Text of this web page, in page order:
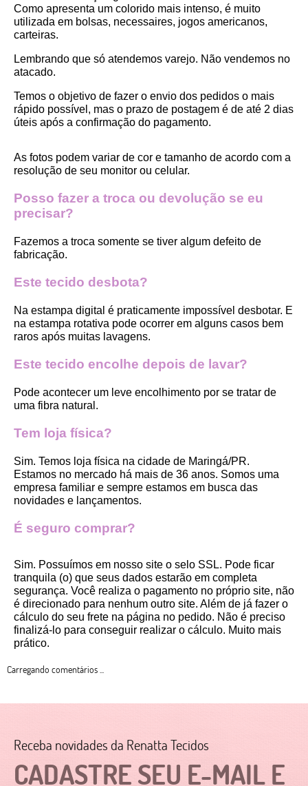
Como apresenta um colorido mais intenso, é muito
utilizada em bolsas, necessaires, jogos americanos,
carteiras.
Lembrando que só atendemos varejo. Não vendemos no
atacado.
Temos o objetivo de fazer o envio dos pedidos o mais
rápido possível, mas o prazo de postagem é de até 2 dias
úteis após a confirmação do pagamento.
As fotos podem variar de cor e tamanho de acordo com a
resolução de seu monitor ou celular.
Posso fazer a troca ou devolução se eu
precisar?
Fazemos a troca somente se tiver algum defeito de
fabricação.
Este tecido desbota?
Na estampa digital é praticamente impossível desbotar. E
na estampa rotativa pode ocorrer em alguns casos bem
raros após muitas lavagens.
Este tecido encolhe depois de lavar?
Pode acontecer um leve encolhimento por se tratar de
uma fibra natural.
Tem loja física?
Sim. Temos loja física na cidade de Maringá/PR.
Estamos no mercado há mais de 36 anos. Somos uma
empresa familiar e sempre estamos em busca das
novidades e lançamentos.
É seguro comprar?
Sim. Possuímos em nosso site o selo SSL. Pode ficar
tranquila (o) que seus dados estarão em completa
segurança. Você realiza o pagamento no próprio site, não
é direcionado para nenhum outro site. Além de já fazer o
cálculo do seu frete na página no pedido. Não é preciso
finalizá-lo para conseguir realizar o cálculo. Muito mais
prático.
Carregando comentários ...
CADASTRE SEU E-MAIL E
Receba novidades da Renatta Tecidos